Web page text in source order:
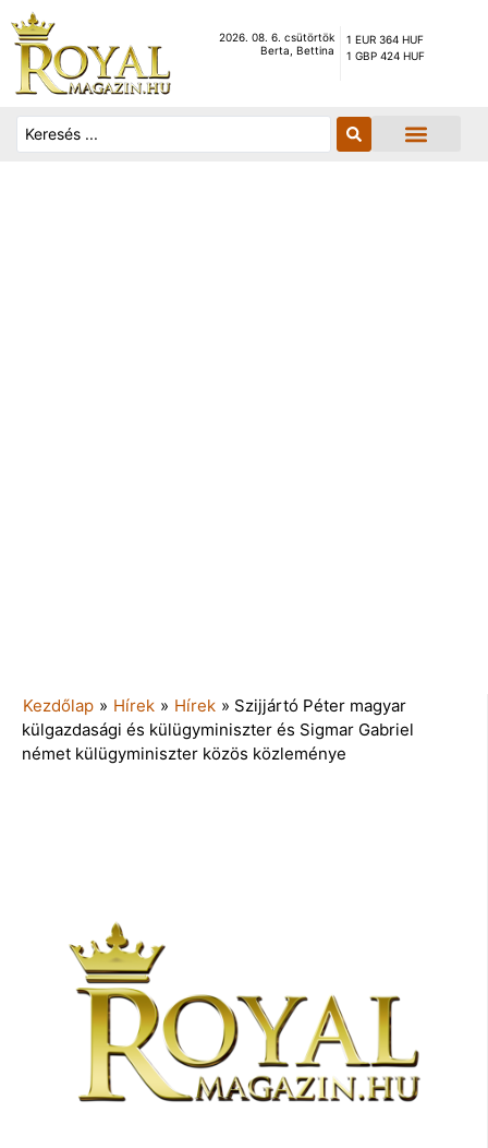
2026. 08. 6. csütörtök
Berta, Bettina
1 EUR 364 HUF
1 GBP 424 HUF
Kezdőlap » Hírek » Hírek » Szijjártó Péter magyar
külgazdasági és külügyminiszter és Sigmar Gabriel
német külügyminiszter közös közleménye